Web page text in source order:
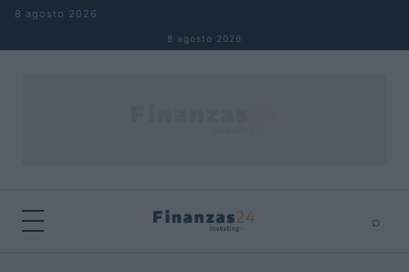
Saltar al contenido
8 agosto 2026
8 agosto 2026
⌕